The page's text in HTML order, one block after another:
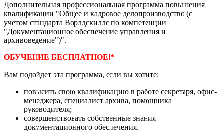
Дополнительная профессиональная программа повышения
квалификации "Общее и кадровое делопроизводство (с
учетом стандарта Ворлдскиллс по компетенции
"Документационное обеспечение управления и
архивоведение")".
ОБУЧЕНИЕ БЕСПЛАТНОЕ!*
Вам подойдет эта программа, если вы хотите:
повысить свою квалификацию в работе секретаря, офис-
менеджера, специалист архива, помощника
руководителя;
совершенствовать собственные знания
документационного обеспечения.